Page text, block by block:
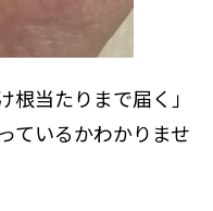
根当たりまで届く」
ているかわかりませ